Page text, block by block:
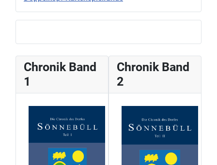
Chronik Band
1
Chronik Band
2